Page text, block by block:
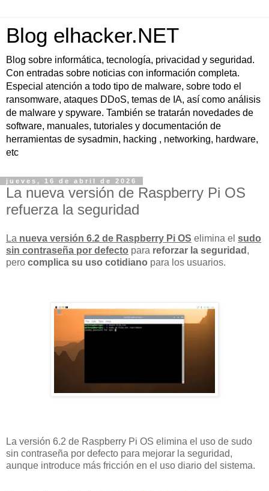
Blog elhacker.NET
Blog sobre informática, tecnología, privacidad y seguridad.
Con entradas sobre noticias con información completa.
Especial atención a todo tipo de malware, sobre todo el
ransomware, ataques DDoS, temas de IA, así como análisis
de malware y spyware. También se tratarán novedades de
software, manuales, tutoriales y documentación de
herramientas de sysadmin, hacking , networking, hardware,
etc
jueves, 16 de abril de 2026
La nueva versión de Raspberry Pi OS
refuerza la seguridad
La nueva versión 6.2 de Raspberry Pi OS elimina el sudo
sin contraseña por defecto para reforzar la seguridad ,
pero complica su uso cotidiano para los usuarios.
La versión 6.2 de Raspberry Pi OS elimina el uso de sudo
sin contraseña por defecto para mejorar la seguridad,
aunque introduce más fricción en el uso diario del sistema.